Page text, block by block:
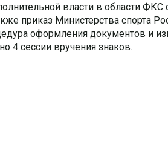
власти в области
приказ Министерства спорта
оформления документов и
4 сессии вручения знаков.